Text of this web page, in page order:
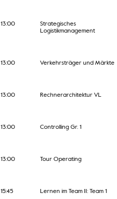
13:00
Strategisches
Logistikmanagement
13:00 Verkehrsträger und Märkte
13:00 Rechnerarchitektur VL
13:00 Controlling Gr. 1
13:00 Tour Operating
15:45 Lernen im Team II: Team 1